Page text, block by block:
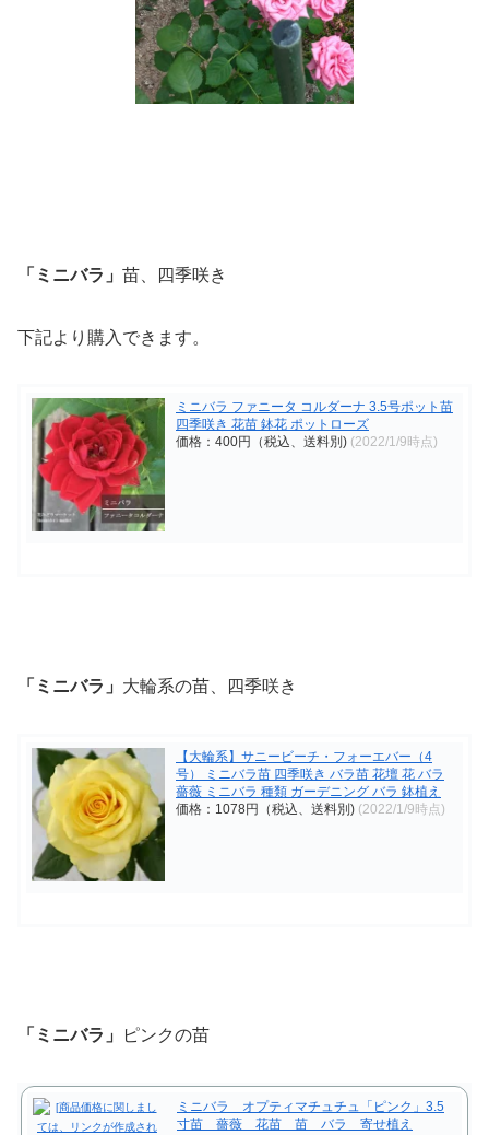
「ミニバラ」 苗、四季咲き
下記より購入できます。
ミニバラ ファニータ コルダーナ 3.5号ポット苗
四季咲き 花苗 鉢花 ポットローズ
価格：400円（税込、送料別) (2022/1/9時点)
「ミニバラ」 大輪系の苗、四季咲き
【大輪系】サニービーチ・フォーエバー（4
号） ミニバラ苗 四季咲き バラ苗 花壇 花 バラ
薔薇 ミニバラ 種類 ガーデニング バラ 鉢植え
価格：1078円（税込、送料別) (2022/1/9時点)
「ミニバラ」 ピンクの苗
ミニバラ オプティマチュチュ「ピンク」3.5
寸苗 薔薇 花苗 苗 バラ 寄せ植え